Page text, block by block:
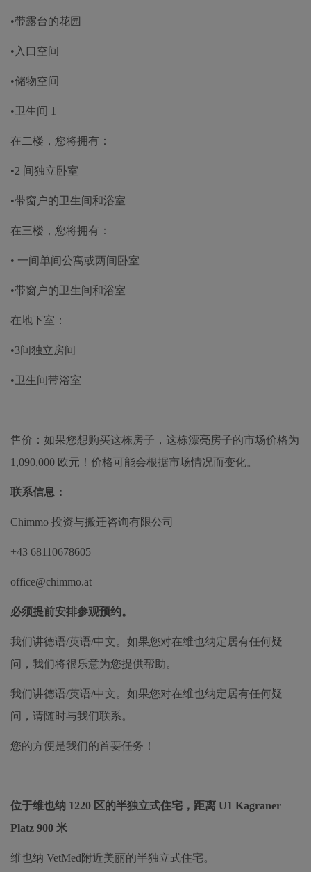
•带露台的花园
•入口空间
•储物空间
•卫生间 1
在二楼，您将拥有：
•2 间独立卧室
•带窗户的卫生间和浴室
在三楼，您将拥有：
• 一间单间公寓或两间卧室
•带窗户的卫生间和浴室
在地下室：
•3间独立房间
•卫生间带浴室
售价：如果您想购买这栋房子，这栋漂亮房子的市场价格为
1,090,000 欧元！价格可能会根据市场情况而变化。
联系信息：
Chimmo 投资与搬迁咨询有限公司
+43 68110678605
office@chimmo.at
必须提前安排参观预约。
我们讲德语/英语/中文。如果您对在维也纳定居有任何疑
问，我们将很乐意为您提供帮助。
我们讲德语/英语/中文。如果您对在维也纳定居有任何疑
问，请随时与我们联系。
您的方便是我们的首要任务！
位于维也纳 1220 区的半独立式住宅，距离 U1 Kagraner
Platz 900 米
维也纳 VetMed附近美丽的半独立式住宅。